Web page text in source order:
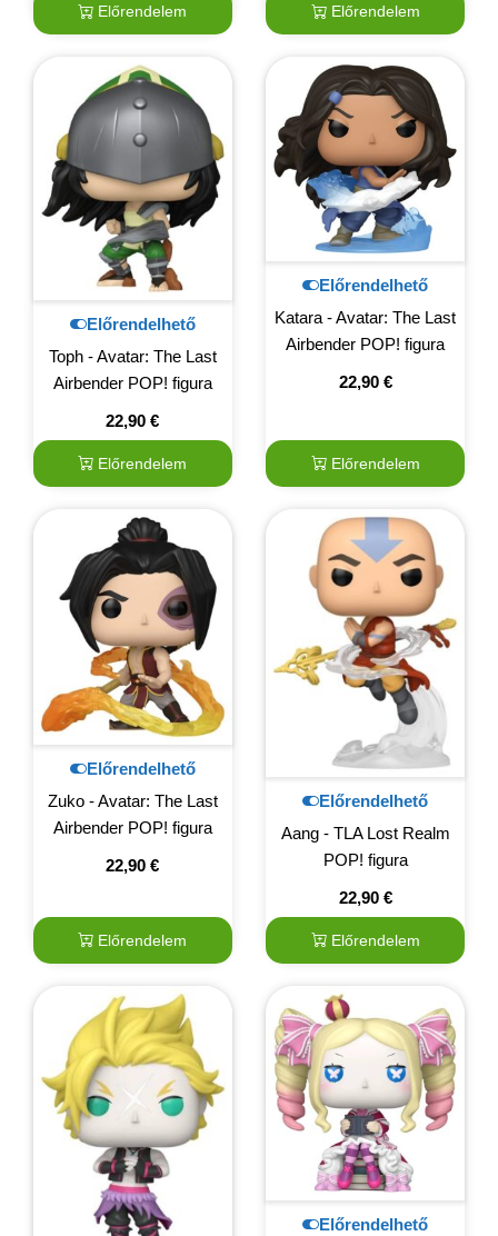
Előrendelem Előrendelem
Előrendelhető
Toph - Avatar: The Last
Airbender POP! figura
22,90€
Előrendelem
Előrendelhető
Katara - Avatar: The Last
Airbender POP! figura
22,90 €
Előrendelem
Előrendelhető
Zuko - Avatar: The Last
Airbender POP! figura
22,90€
Előrendelem
Előrendelhető
Aang - TLA Lost Realm
POP! figura
22,90 €
Előrendelem
Előrendelhető